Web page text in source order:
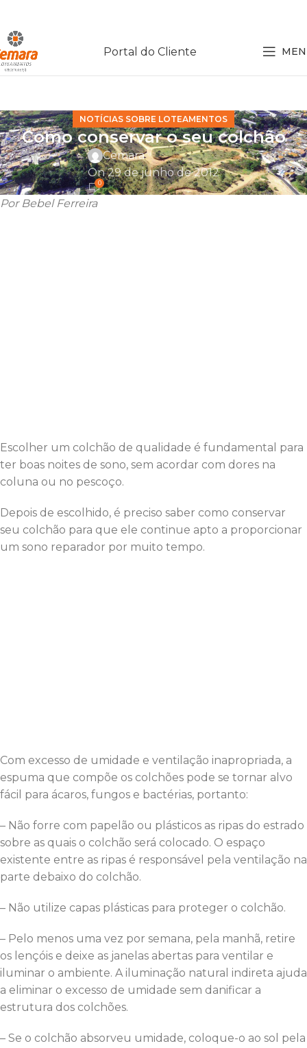
Portal do Cliente
NOTÍCIAS SOBRE LOTEAMENTOS
Como conservar o seu colchão
Cemara
On 29 de junho de 2012
0
Por Bebel Ferreira
Escolher um colchão de qualidade é fundamental para
ter boas noites de sono, sem acordar com dores na
coluna ou no pescoço.
Depois de escolhido, é preciso saber como conservar
seu colchão para que ele continue apto a proporcionar
um sono reparador por muito tempo.
Com excesso de umidade e ventilação inapropriada, a
espuma que compõe os colchões pode se tornar alvo
fácil para ácaros, fungos e bactérias, portanto:
– Não forre com papelão ou plásticos as ripas do estrado
sobre as quais o colchão será colocado. O espaço
existente entre as ripas é responsável pela ventilação na
parte debaixo do colchão.
– Não utilize capas plásticas para proteger o colchão.
– Pelo menos uma vez por semana, pela manhã, retire
os lençóis e deixe as janelas abertas para ventilar e
iluminar o ambiente. A iluminação natural indireta ajuda
a eliminar o excesso de umidade sem danificar a
estrutura dos colchões.
– Se o colchão absorveu umidade, coloque-o ao sol pela